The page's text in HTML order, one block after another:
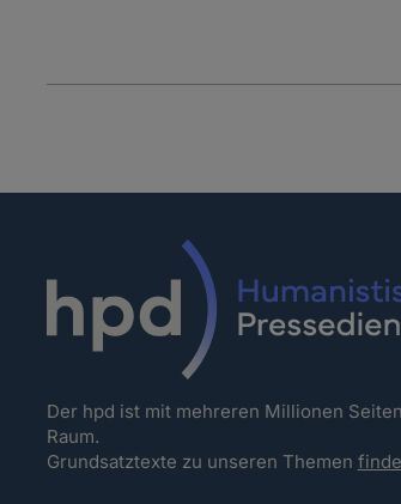
Der hpd ist mit mehreren Millionen
Raum.
Grundsatztexte zu unseren Themen